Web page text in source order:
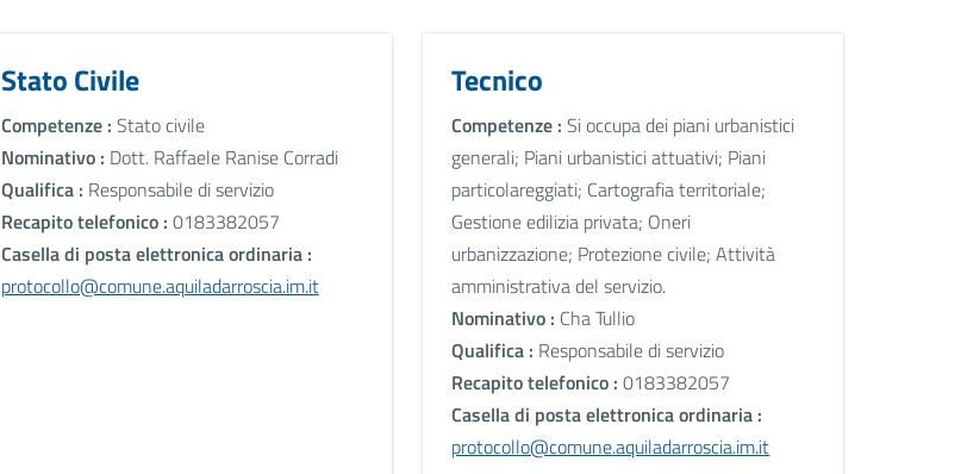
Stato Civile
Competenze : Stato civile
Nominativo : Dott. Raffaele Ranise Corradi
Qualifica : Responsabile di servizio
Recapito telefonico : 0183382057
Casella di posta elettronica ordinaria :
protocollo@comune.aquiladarroscia.im.it
Tecnico
Competenze :Si occupa dei piani urbanistici
generali; Piani urbanistici attuativi; Piani
particolareggiati; Cartografia territoriale;
Gestione edilizia privata; Oneri
urbanizzazione; Protezione civile; Attività
amministrativa del servizio.
Nominativo : Cha Tullio
Qualifica : Responsabile di servizio
Recapito telefonico :0183382057
Casella di posta elettronica ordinaria :
protocollo@comune.aquiladarroscia.im.it